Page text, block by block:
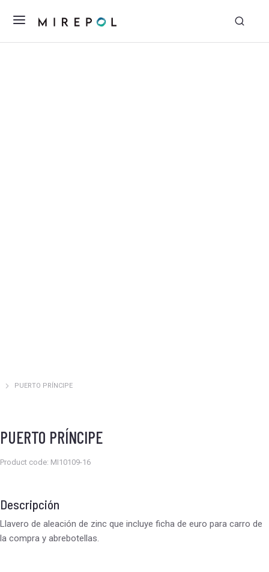
Estás aquí:
PUERTO PRÍNCIPE
PUERTO PRÍNCIPE
Product code: MI10109-16
Descripción
Llavero de aleación de zinc que incluye ficha de euro para carro de
la compra y abrebotellas.